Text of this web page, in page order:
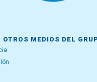
OTROS MEDIOS DEL